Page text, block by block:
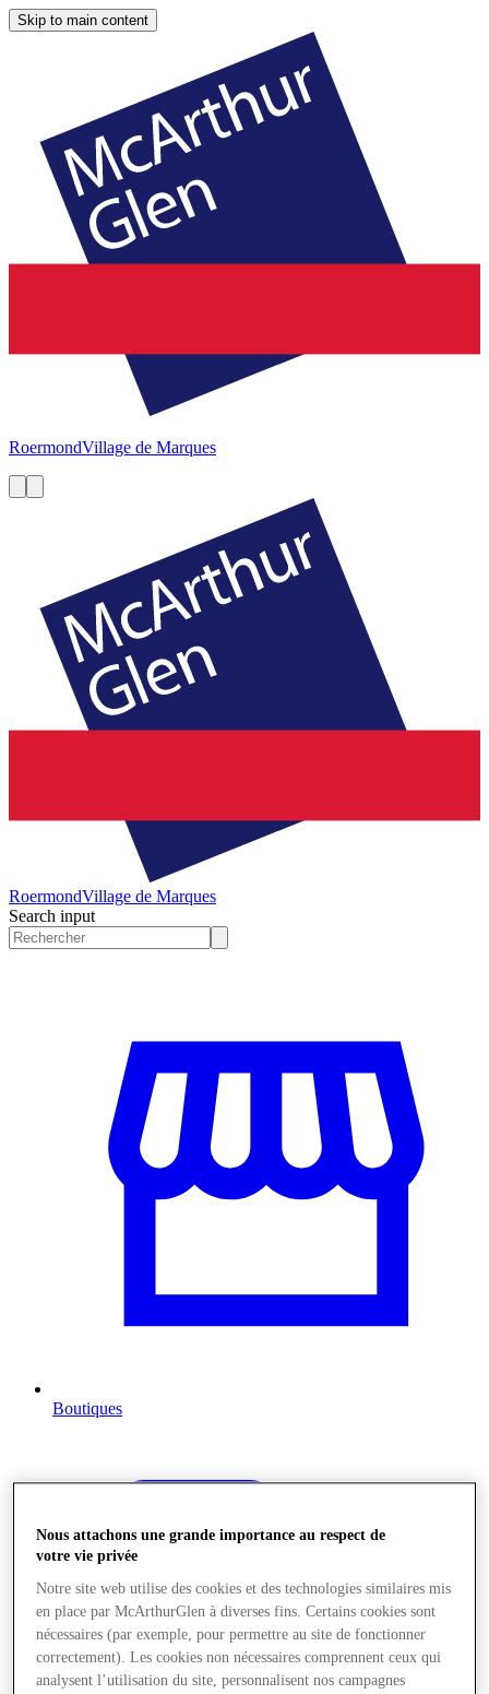
Skip to main content
RoermondVillage de Marques
RoermondVillage de Marques
Search input
Boutiques
Nous attachons une grande importance au respect de
votre vie privée
Notre site web utilise des cookies et des technologies similaires mis
en place par McArthurGlen à diverses fins. Certains cookies sont
nécessaires (par exemple, pour permettre au site de fonctionner
correctement). Les cookies non nécessaires comprennent ceux qui
analysent l’utilisation du site, personnalisent nos campagnes